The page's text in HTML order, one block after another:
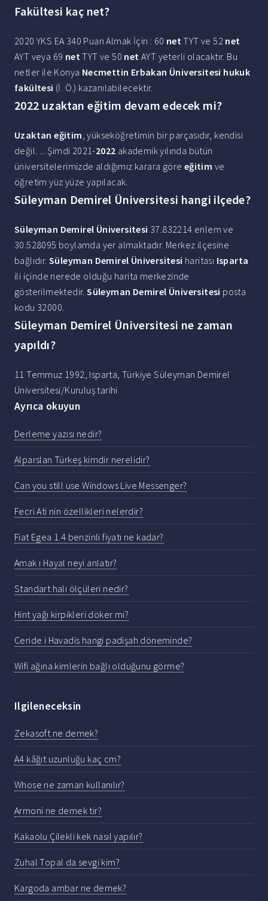
Fakültesi kaç net?
2020 YKS EA 340 Puan Almak İçin : 60 netTYT ve 52 net
AYT veya 69 netTYT ve 50 net AYT yeterli olacaktır. Bu
netler ile Konya Necmettin Erbakan Üniversitesi hukuk
fakültesi (İ. Ö.) kazanılabilecektir.
2022 uzaktan eğitim devam edecek mi?
Uzaktan eğitim, yükseköğretimin bir parçasıdır, kendisi
değil. ... Şimdi 2021-2022 akademik yılında bütün
üniversitelerimizde aldığımız karara göre eğitim ve
öğretim yüz yüze yapılacak.
Süleyman Demirel Üniversitesi hangi ilçede?
Süleyman Demirel Üniversitesi 37.832214 enlem ve
30.528095 boylamda yer almaktadır. Merkez ilçesine
bağlıdır. Süleyman Demirel Üniversitesi haritası Isparta
ili içinde nerede olduğu harita merkezinde
gösterilmektedir.Süleyman Demirel Üniversitesi posta
kodu 32000.
Süleyman Demirel Üniversitesi ne zaman
yapıldı?
11 Temmuz 1992, Isparta, Türkiye Süleyman Demirel
Üniversitesi/Kuruluş tarihi
Ayrıca okuyun
Derleme yazısı nedir?
Alparslan Türkeş kimdir nerelidir?
Can you still use Windows Live Messenger?
Fecri Ati nin özellikleri nelerdir?
Fiat Egea 1.4 benzinli fiyatı ne kadar?
Amak ı Hayal neyi anlatır?
Standart halı ölçüleri nedir?
Hint yağı kirpikleri döker mi?
Ceride i Havadis hangi padişah döneminde?
Wifi ağına kimlerin bağlı olduğunu görme?
Ilgileneceksin
Zekasoft ne demek?
A4 kâğıt uzunluğu kaç cm?
Whose ne zaman kullanılır?
Armoni ne demek tir?
Kakaolu Çilekli kek nasıl yapılır?
Zuhal Topal da sevgi kim?
Kargoda ambar ne demek?